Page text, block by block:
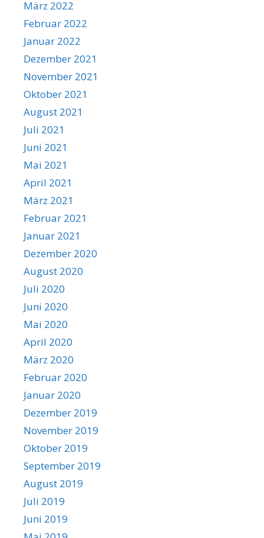
März 2022
Februar 2022
Januar 2022
Dezember 2021
November 2021
Oktober 2021
August 2021
Juli 2021
Juni 2021
Mai 2021
April 2021
März 2021
Februar 2021
Januar 2021
Dezember 2020
August 2020
Juli 2020
Juni 2020
Mai 2020
April 2020
März 2020
Februar 2020
Januar 2020
Dezember 2019
November 2019
Oktober 2019
September 2019
August 2019
Juli 2019
Juni 2019